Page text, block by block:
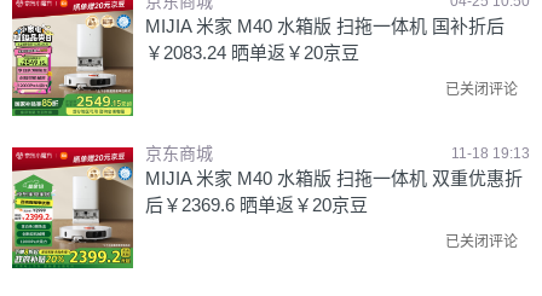
MIJIA 米家 M40 水箱版 扫拖一体机 国补折后
￥2083.24 晒单返￥20京豆
已关闭评论
京东商城 11-18 19:13
MIJIA 米家 M40 水箱版 扫拖一体机 双重优惠折
后￥2369.6 晒单返￥20京豆
已关闭评论